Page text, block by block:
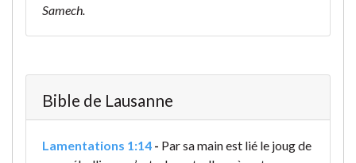
Samech.
Bible de Lausanne
Lamentations 1:14 - Par sa main est lié le joug de